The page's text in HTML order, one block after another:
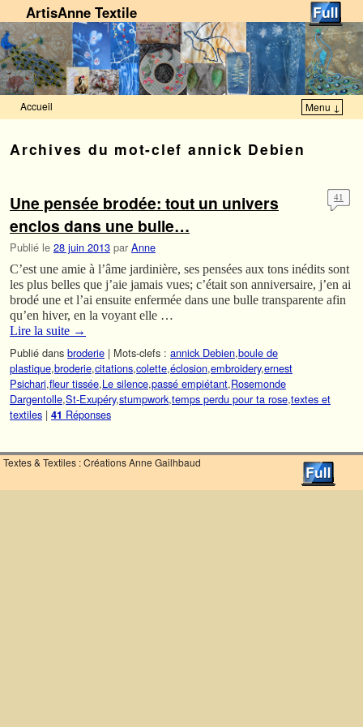
ArtisAnne Textile
Accueil Menu ↓
Archives du mot-clef annick Debien
Une pensée brodée: tout un univers
enclos dans une bulle…
Publié le 28 juin 2013 par Anne
41
C’est une amie à l’âme jardinière, ses pensées aux tons inédits sont
les plus belles que j’aie jamais vues; c’était son anniversaire, j’en ai
brodé une et l’ai ensuite enfermée dans une bulle transparente afin
qu’en hiver, en la voyant elle …
Lire la suite →
Publié dans broderie | Mots-clefs : annick Debien,boule de
plastique,broderie,citations,colette,éclosion,embroidery,ernest
Psichari,fleur tissée,Le silence,passé empiétant,Rosemonde
Dargentolle,St-Exupéry,stumpwork,temps perdu pour ta rose,textes et
textiles | 41 Réponses
Textes & Textiles : Créations Anne Gailhbaud